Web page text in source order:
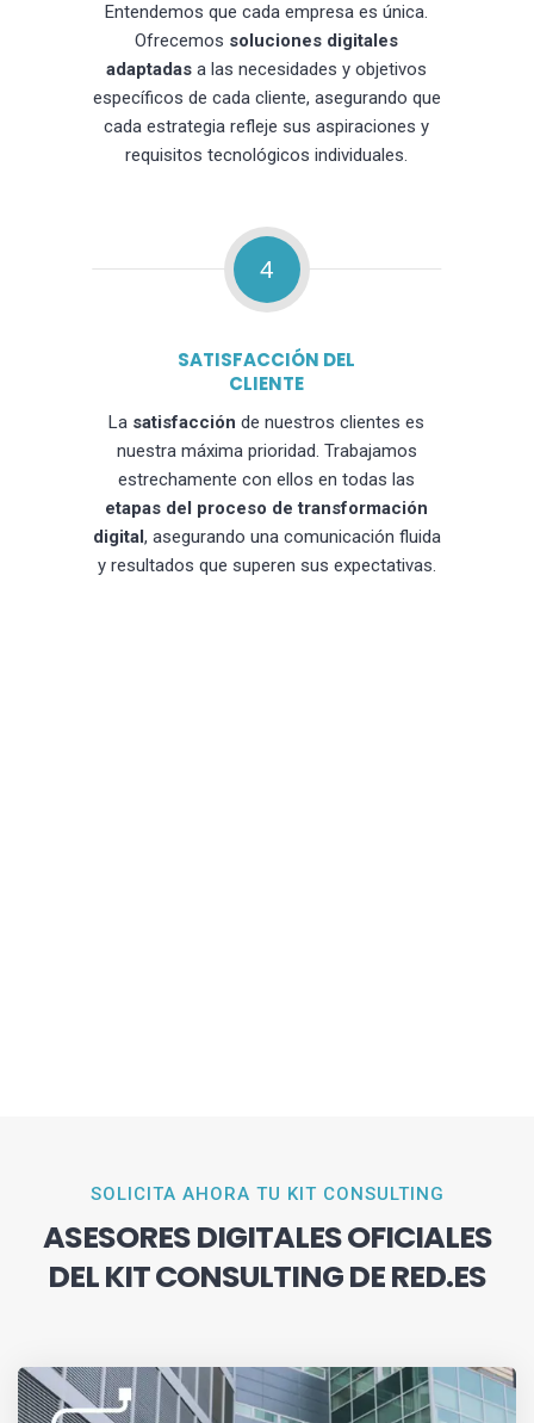
Entendemos que cada empresa es única.
Ofrecemos soluciones digitales
adaptadas a las necesidades y objetivos
específicos de cada cliente, asegurando que
cada estrategia refleje sus aspiraciones y
requisitos tecnológicos individuales.
4
SATISFACCIÓN DEL
CLIENTE
La satisfacción de nuestros clientes es
nuestra máxima prioridad. Trabajamos
estrechamente con ellos en todas las
etapas del proceso de transformación
digital, asegurando una comunicación fluida
y resultados que superen sus expectativas.
SOLICITA AHORA TU KIT CONSULTING
ASESORES DIGITALES OFICIALES
DEL KIT CONSULTING DE RED.ES